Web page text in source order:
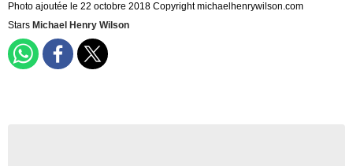
Photo ajoutée le 22 octobre 2018 Copyright michaelhenrywilson.com
Stars Michael Henry Wilson